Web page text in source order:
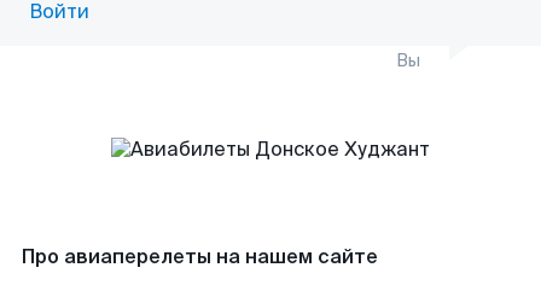
Войти
Вы
Про авиаперелеты на нашем сайте